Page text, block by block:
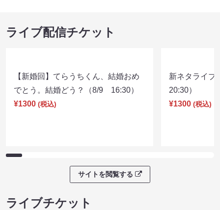
ライブ配信チケット
【新婚回】てらうちくん、結婚おめ
でとう。結婚どう？（8/9 16:30）
¥1300 (税込)
新ネタライ
20:30）
¥1300 (税込)
サイトを閲覧する
ライブチケット